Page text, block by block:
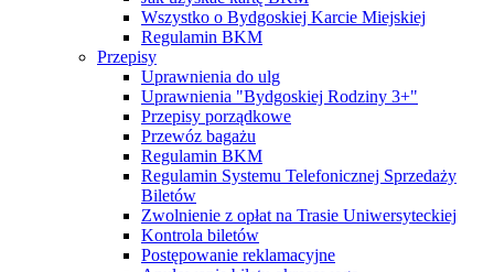
Wszystko o Bydgoskiej Karcie Miejskiej
Regulamin BKM
Przepisy
Uprawnienia do ulg
Uprawnienia "Bydgoskiej Rodziny 3+"
Przepisy porządkowe
Przewóz bagażu
Regulamin BKM
Regulamin Systemu Telefonicznej Sprzedaży
Biletów
Zwolnienie z opłat na Trasie Uniwersyteckiej
Kontrola biletów
Postępowanie reklamacyjne